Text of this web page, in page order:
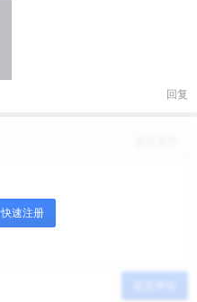
回复
快速注册